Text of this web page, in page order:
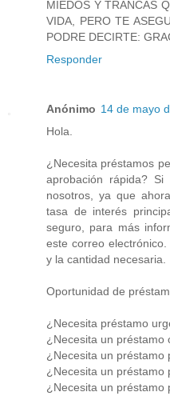
MIEDOS Y TRANCAS
VIDA, PERO TE
PODRE DECIRTE:
Responder
Anónimo 14 de mayo
Hola.
¿Necesita préstamos
aprobación rápida?
nosotros, ya que
tasa de interés
seguro, para más
este correo
y la cantidad necesaria.
Oportunidad de
¿Necesita préstamo
¿Necesita un préstamo
¿Necesita un préstamo
¿Necesita un préstamo
¿Necesita un préstamo